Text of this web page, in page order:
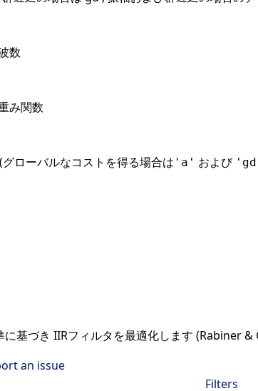
数
み関数
グローバルなコストを得る場合は 'a' および
基づき IIRフィルタを最適化します (Rabiner
an issue
Filters